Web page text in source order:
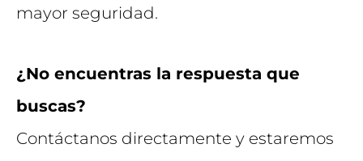
mayor seguridad.
¿No encuentras la respuesta que
buscas?
Contáctanos directamente y estaremos